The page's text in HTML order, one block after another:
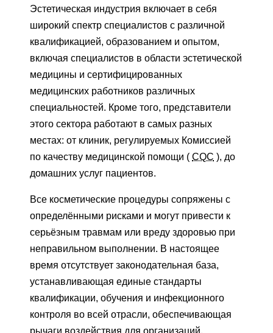
Эстетическая индустрия включает в себя
широкий спектр специалистов с различной
квалификацией, образованием и опытом,
включая специалистов в области эстетической
медицины и сертифицированных
медицинских работников различных
специальностей. Кроме того, представители
этого сектора работают в самых разных
местах: от клиник, регулируемых Комиссией
по качеству медицинской помощи ( CQC ), до
домашних услуг пациентов.
Все косметические процедуры сопряжены с
определёнными рисками и могут привести к
серьёзным травмам или вреду здоровью при
неправильном выполнении. В настоящее
время отсутствует законодательная база,
устанавливающая единые стандарты
квалификации, обучения и инфекционного
контроля во всей отрасли, обеспечивающая
рычаги воздействия для организаций,